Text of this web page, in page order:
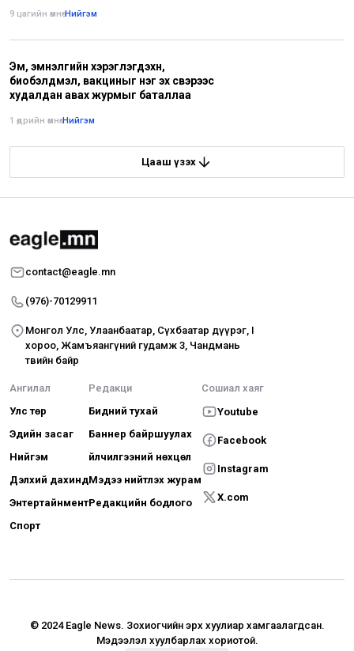
9 цагийн өмнө•Нийгэм
Эм, эмнэлгийн хэрэглэгдэхүүн,
биобэлдмэл, вакциныг нэг эх үүсвэрээс
худалдан авах журмыг баталлаа
1 өдрийн өмнө•Нийгэм
Цааш үзэх
contact@eagle.mn
(976)-70129911
Монгол Улс, Улаанбаатар, Сүхбаатар дүүрэг, I
хороо, Жамъяангүний гудамж 3, Чандмань
төвийн байр
Ангилал
Улс төр
Эдийн засаг
Нийгэм
Дэлхий дахинд
Энтертайнмент
Спорт
Редакци
Бидний тухай
Баннер байршуулах
Үйлчилгээний нөхцөл
Мэдээ нийтлэх журам
Редакцийн бодлого
Сошиал хаяг
Youtube
Facebook
Instagram
X.com
© 2024 Eagle News. Зохиогчийн эрх хуулиар хамгаалагдсан.
Мэдээлэл хуулбарлах хориотой.